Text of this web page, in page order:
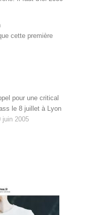
cette première
pour une critical
le 8 juillet à Lyon
juin 2005